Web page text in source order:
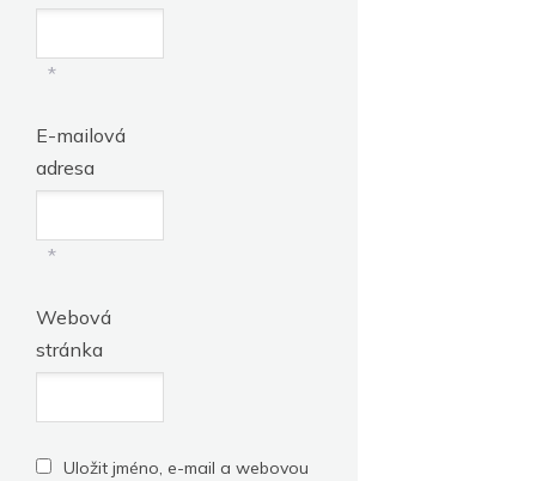
*
E-mailová
adresa
*
Webová
stránka
Uložit jméno, e-mail a webovou